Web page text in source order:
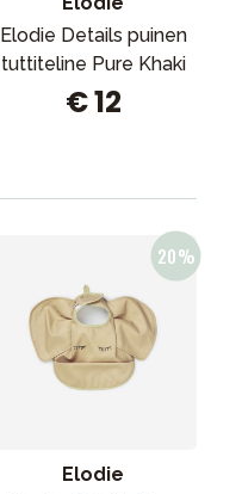
Elodie Details puinen
tuttiteline Pure Khaki
€ 12
Elodie